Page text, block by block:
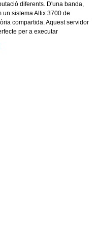
diferents. D'una banda,
un sistema Altix 3700 de
compartida. Aquest servidor
per a executar